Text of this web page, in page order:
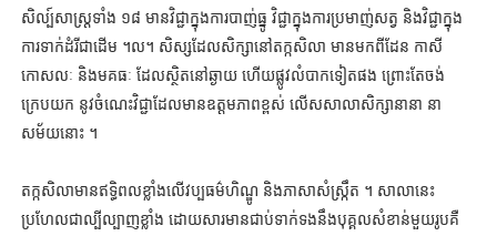
សិល្ប៍សាស្ត្រទាំង ១៨ មានវិជ្ជាក្នុងការបាញ់ធ្នូ វិជ្ជាក្នុងការប្រមាញ់សត្វ និងវិជ្ជាក្នុង
ការទាក់ដំរីជាដើម ។ល។ សិស្សដែលសិក្សានៅតក្កសិលា មានមកពីដែន កាសី
កោសលៈ និងមគធៈ ដែលស្ថិតនៅឆ្ងាយ ហើយផ្លូវលំបាកទៀតផង ព្រោះតែចង់
ក្រេបយក នូវចំណេះវិជ្ជាដែលមានឧត្តមភាពខ្ពស់ លើសសាលាសិក្សានានា នា
សម័យនោះ ។
តក្កសិលាមានឥទ្ធិពលខ្លាំងលើវប្បធម៌ហិណ្ឌូ និងភាសាសំស្ក្រឹត ។ សាលានេះ
ប្រហែលជាល្បីល្បាញខ្លាំង ដោយសារមានជាប់ទាក់ទងនឹងបុគ្គលសំខាន់មួយរូបគឺ